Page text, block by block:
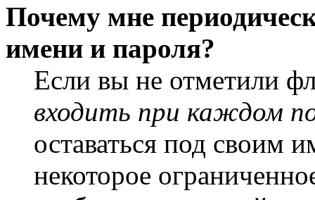
Почему мне
имени и пароля?
Если вы не отметили
входить при каждом
оставаться под своим
некоторое